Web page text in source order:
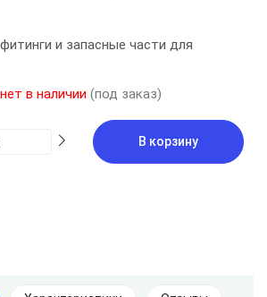
фитинги и запасные части для
нет в наличии (под заказ)
В корзину